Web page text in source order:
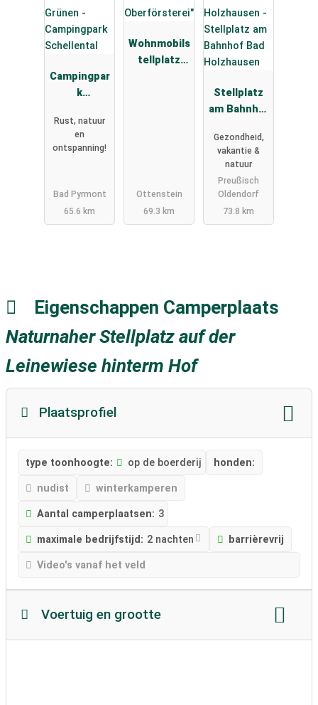
Campingpar
k
Rust, natuur
en
ontspanning!
Bad Pyrmont
65.6 km
Wohnmobils
tellplatz
Ottenstein
69.3 km
Stellplatz
am Bahnhof
Holzhausen
Gezondheid,
vakantie &
natuur
Preußisch
Oldendorf
73.8 km
Eigenschappen Camperplaats
Naturnaher Stellplatz auf der
Leinewiese hinterm Hof
Plaatsprofiel
type toonhoogte: op de boerderij honden:
nudist winterkamperen
Aantal camperplaatsen: 3
maximale bedrijfstijd: 2 nachten barrièrevrij
Video's vanaf het veld
Voertuig en grootte